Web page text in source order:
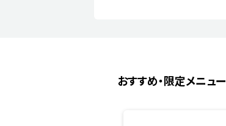
おすすめ・限定メニュー